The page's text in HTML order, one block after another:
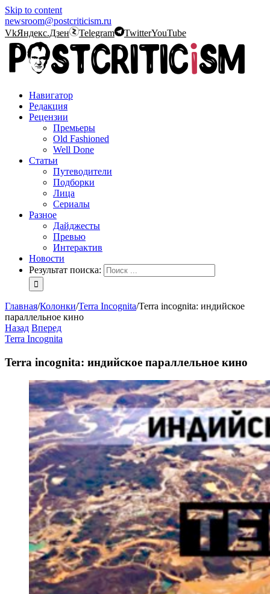
Skip to content
newsroom@postcriticism.ru
VkЯндекс.Дзен Telegram TwitterYouTube
Навигатор
Редакция
Рецензии
Премьеры
Old Fashioned
Well Done
Статьи
Путеводители
Подборки
Лица
Сериалы
Разное
Дайджесты
Превью
Интерактив
Новости
Результат поиска:
Главная/Колонки/Terra Incognita/Terra incognita: индийское
параллельное кино
Назад Вперед
Terra Incognita
Terra incognita: индийское параллельное кино